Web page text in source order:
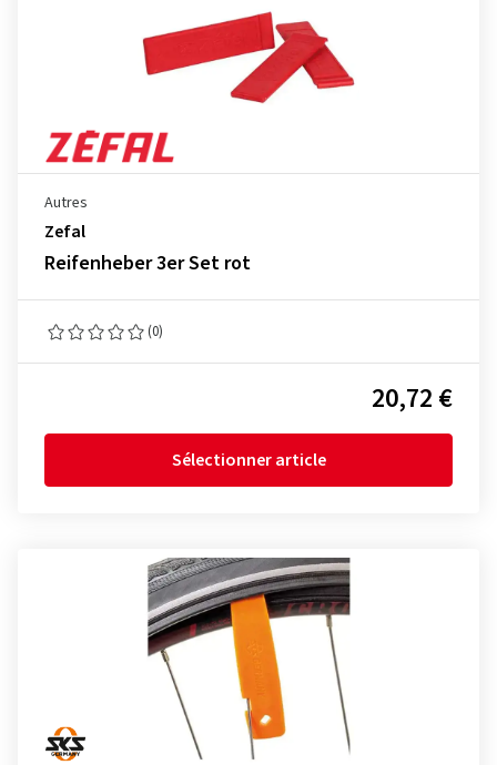
Autres
Zefal
Reifenheber 3er Set rot
(0)
20,72 €
Sélectionner article